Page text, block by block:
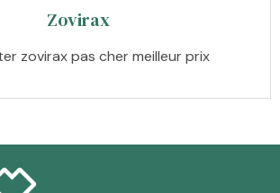
Zovirax
zovirax pas cher meilleur prix